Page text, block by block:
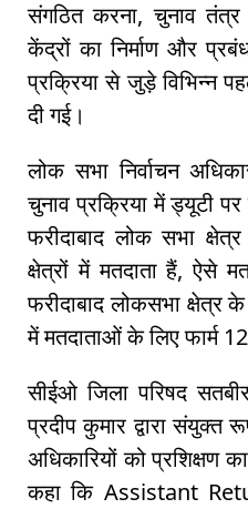
संगठित करना, चुनाव तंत्र
केंद्रों का निर्माण और
प्रक्रिया से जुड़े विभिन्न
दी गई।
लोक सभा निर्वाचन
चुनाव प्रक्रिया में ड्यूटी
फरीदाबाद लोक सभा
क्षेत्रों में मतदाता हैं, ऐसे
फरीदाबाद लोकसभा क्षेत्र
में मतदाताओं के लिए फार्म 12
सीईओ जिला परिषद
प्रदीप कुमार द्वारा
अधिकारियों को प्रशिक्षण
कहा कि Assistant